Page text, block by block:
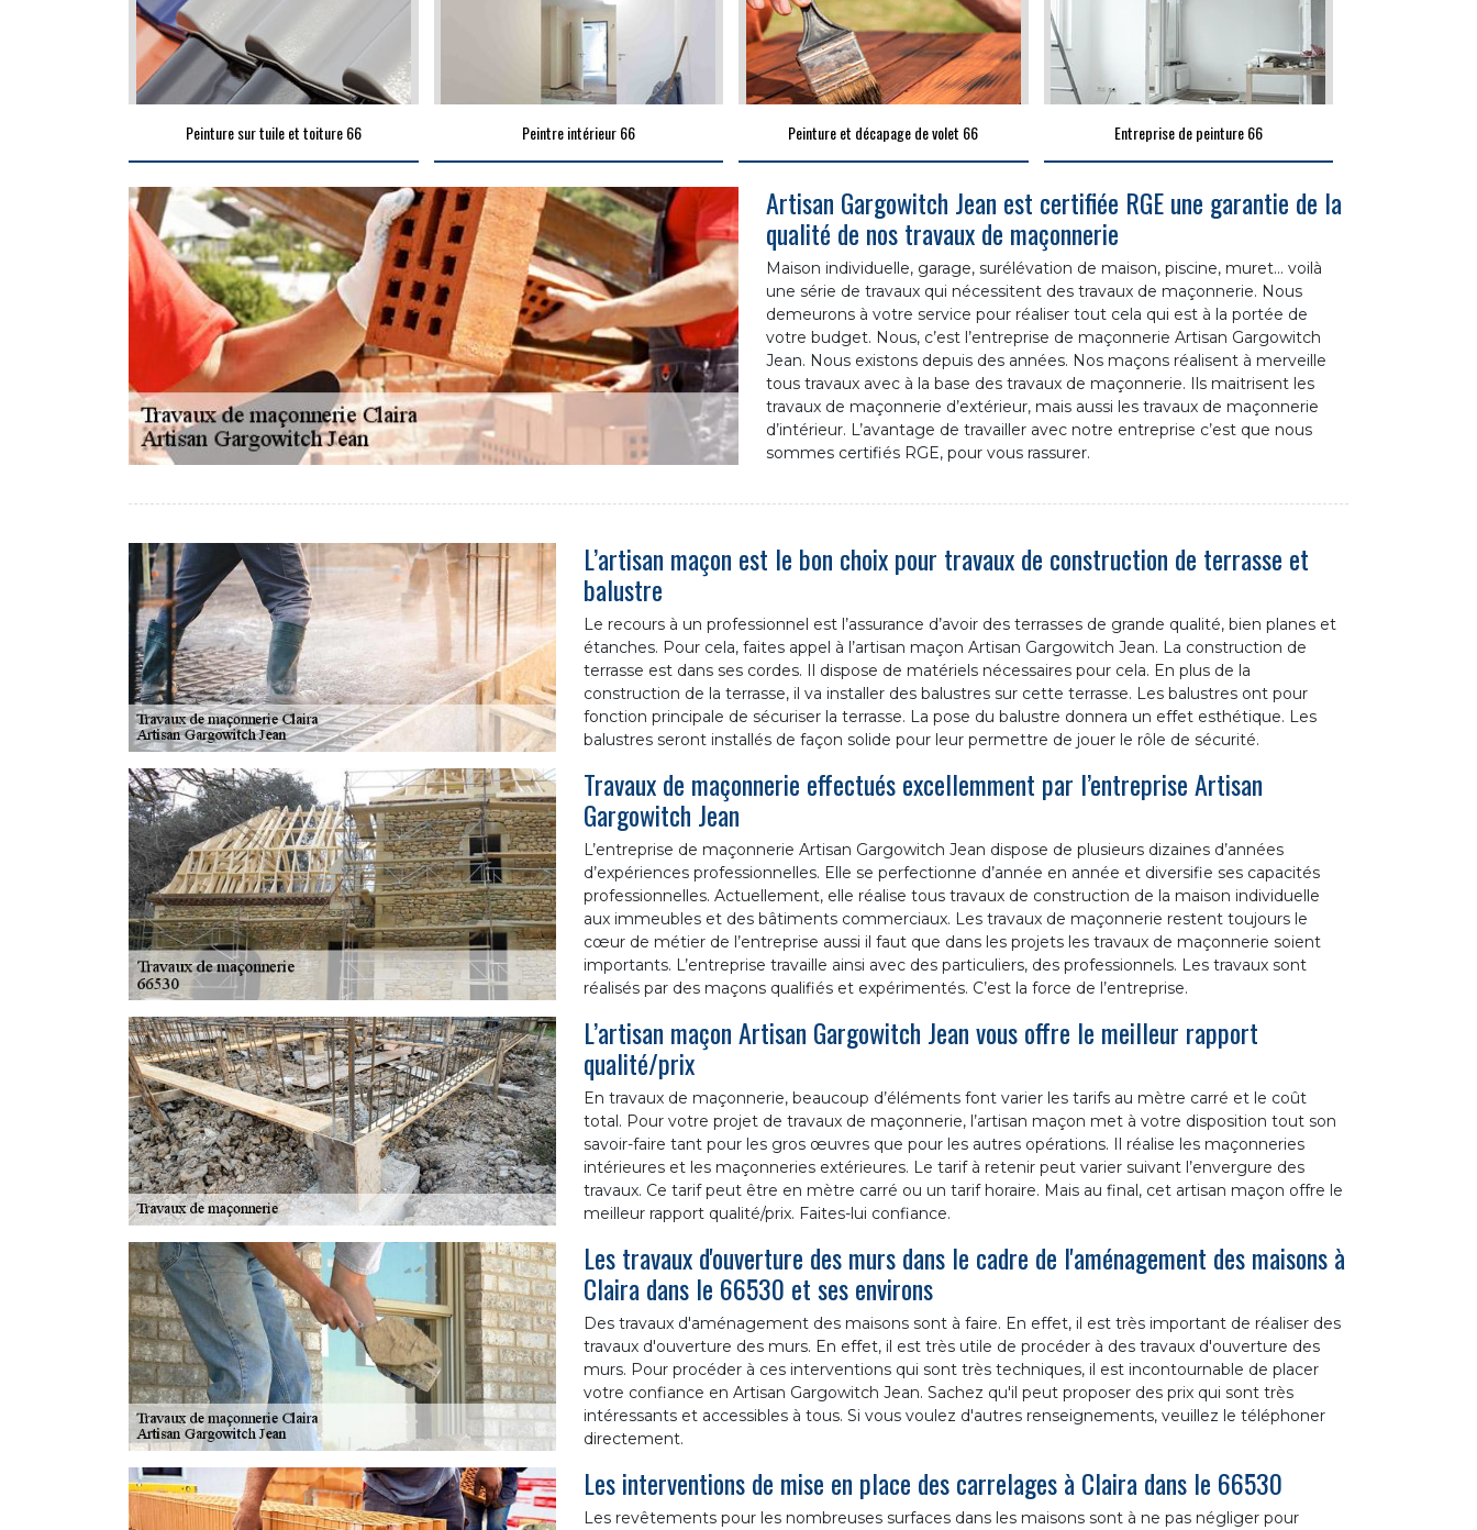
Peinture sur tuile et toiture 66 Peintre intérieur 66 Peinture et décapage de volet 66 Entreprise de peinture 66
Artisan Gargowitch Jean est certifiée RGE une garantie de la
qualité de nos travaux de maçonnerie
Maison individuelle, garage, surélévation de maison, piscine, muret… voilà
une série de travaux qui nécessitent des travaux de maçonnerie. Nous
demeurons à votre service pour réaliser tout cela qui est à la portée de
votre budget. Nous, c’est l’entreprise de maçonnerie Artisan Gargowitch
Jean. Nous existons depuis des années. Nos maçons réalisent à merveille
tous travaux avec à la base des travaux de maçonnerie. Ils maitrisent les
travaux de maçonnerie d’extérieur, mais aussi les travaux de maçonnerie
d’intérieur. L’avantage de travailler avec notre entreprise c’est que nous
sommes certifiés RGE, pour vous rassurer.
L’artisan maçon est le bon choix pour travaux de construction de terrasse et
balustre
Le recours à un professionnel est l’assurance d’avoir des terrasses de grande qualité, bien planes et
étanches. Pour cela, faites appel à l’artisan maçon Artisan Gargowitch Jean. La construction de
terrasse est dans ses cordes. Il dispose de matériels nécessaires pour cela. En plus de la
construction de la terrasse, il va installer des balustres sur cette terrasse. Les balustres ont pour
fonction principale de sécuriser la terrasse. La pose du balustre donnera un effet esthétique. Les
balustres seront installés de façon solide pour leur permettre de jouer le rôle de sécurité.
Travaux de maçonnerie effectués excellemment par l’entreprise Artisan
Gargowitch Jean
L’entreprise de maçonnerie Artisan Gargowitch Jean dispose de plusieurs dizaines d’années
d’expériences professionnelles. Elle se perfectionne d’année en année et diversifie ses capacités
professionnelles. Actuellement, elle réalise tous travaux de construction de la maison individuelle
aux immeubles et des bâtiments commerciaux. Les travaux de maçonnerie restent toujours le
cœur de métier de l’entreprise aussi il faut que dans les projets les travaux de maçonnerie soient
importants. L’entreprise travaille ainsi avec des particuliers, des professionnels. Les travaux sont
réalisés par des maçons qualifiés et expérimentés. C’est la force de l’entreprise.
L’artisan maçon Artisan Gargowitch Jean vous offre le meilleur rapport
qualité/prix
En travaux de maçonnerie, beaucoup d’éléments font varier les tarifs au mètre carré et le coût
total. Pour votre projet de travaux de maçonnerie, l’artisan maçon met à votre disposition tout son
savoir-faire tant pour les gros œuvres que pour les autres opérations. Il réalise les maçonneries
intérieures et les maçonneries extérieures. Le tarif à retenir peut varier suivant l’envergure des
travaux. Ce tarif peut être en mètre carré ou un tarif horaire. Mais au final, cet artisan maçon offre le
meilleur rapport qualité/prix. Faites-lui confiance.
Les travaux d'ouverture des murs dans le cadre de l'aménagement des maisons à
Claira dans le 66530 et ses environs
Des travaux d'aménagement des maisons sont à faire. En effet, il est très important de réaliser des
travaux d'ouverture des murs. En effet, il est très utile de procéder à des travaux d'ouverture des
murs. Pour procéder à ces interventions qui sont très techniques, il est incontournable de placer
votre confiance en Artisan Gargowitch Jean. Sachez qu'il peut proposer des prix qui sont très
intéressants et accessibles à tous. Si vous voulez d'autres renseignements, veuillez le téléphoner
directement.
Les interventions de mise en place des carrelages à Claira dans le 66530
Les revêtements pour les nombreuses surfaces dans les maisons sont à ne pas négliger pour